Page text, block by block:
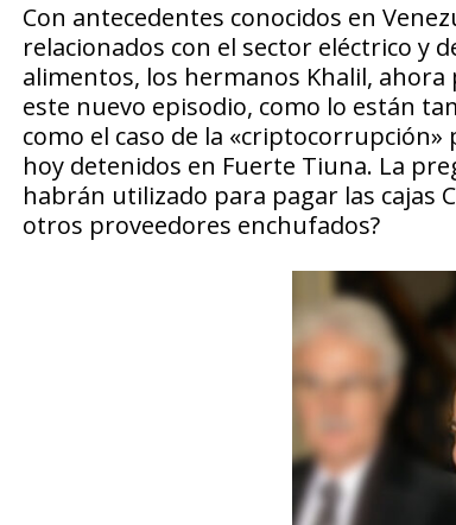
Con antecedentes conocidos en
relacionados con el sector eléctrico y
alimentos, los hermanos Khalil,
este nuevo episodio, como lo están
como el caso de la «criptocorrupción»
hoy detenidos en Fuerte Tiuna. La
habrán utilizado para pagar las cajas
otros proveedores enchufados?